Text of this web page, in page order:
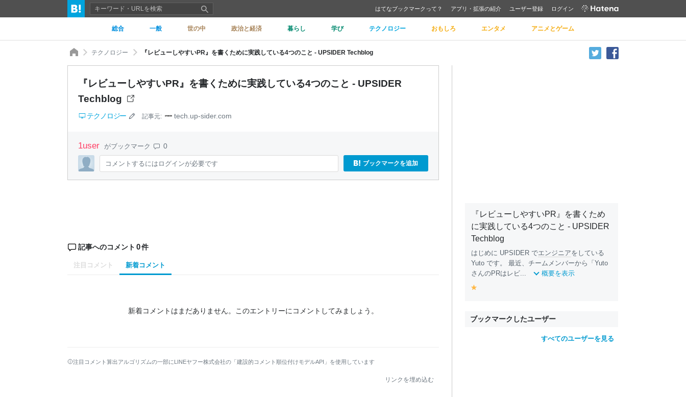
はてなブックマークって？ アプリ・拡張の紹介 ユーザー登録 ログイン
総合 一般 世の中 政治と経済 暮らし 学び テクノロジー おもしろ エンタメ アニメとゲーム
テクノロジー 『レビューしやすいPR』を書くために実践している4つのこと - UPSIDER Techblog
『レビューしやすいPR』を書くために実践している4つのこと - UPSIDER
Techblog
テクノロジー 記事元: tech.up-sider.com
1user がブックマーク 0
コメントするにはログインが必要です ブックマークを追加
記事へのコメント 0件
注目コメント 新着コメント
新着コメントはまだありません。 このエントリーにコメントしてみましょう。
注目コメント算出アルゴリズムの一部にLINEヤフー株式会社の「建設的コメント順位付けモデルAPI」を使用しています
リンクを埋め込む
『レビューしやすいPR』を書くため
に実践している4つのこと - UPSIDER
Techblog
はじめに UPSIDER でエンジニアをしている
Yuto です。 最近、チームメンバーから「Yuto
さんのPRはレビ...
概要を表示
o
ブックマークしたユーザー
すべてのユーザーを見る